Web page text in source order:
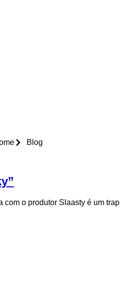
Blog
o produtor Slaasty é um